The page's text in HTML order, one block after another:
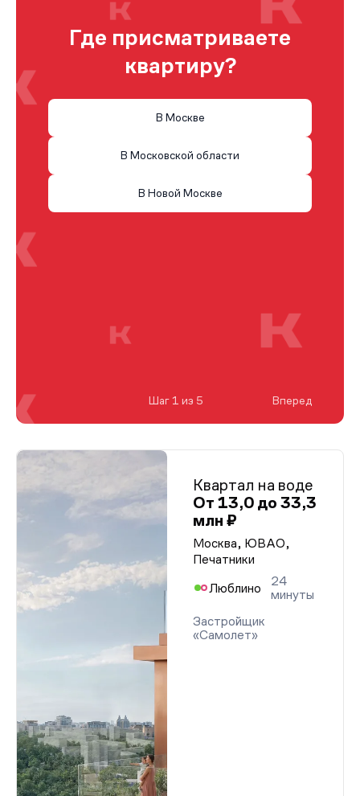
Квартал на воде
От 13,0 до 33,3
млн ₽
Москва, ЮВАО,
Печатники
Люблино
24
минуты
Застройщик
«Самолет»
Где присматриваете
квартиру?
В Москве
В Московской области
В Новой Москве
Шаг 1 из 5 Вперед